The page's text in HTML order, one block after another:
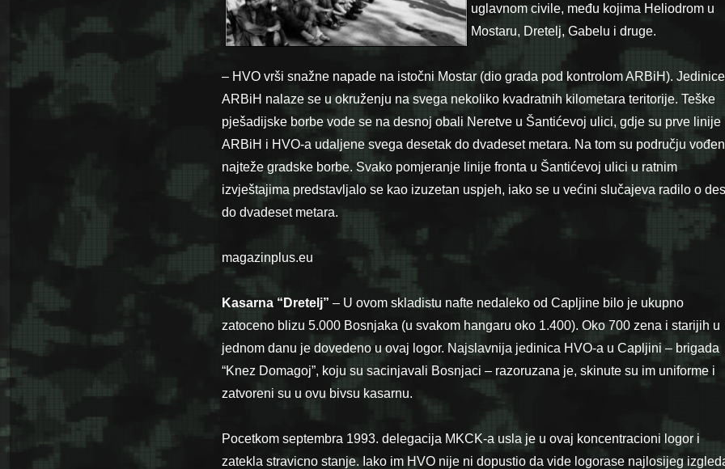
uglavnom civile, među kojima Heliodrom u
Mostaru, Dretelj, Gabelu i druge.
– HVO vrši snažne napade na istočni Mostar (dio grada pod kontrolom ARBiH). Jedinice
ARBiH nalaze se u okruženju na svega nekoliko kvadratnih kilometara teritorije. Teške
pješadijske borbe vode se na desnoj obali Neretve u Šantićevoj ulici, gdje su prve linije
ARBiH i HVO-a udaljene svega desetak do dvadeset metara. Na tom su području
najteže gradske borbe. Svako pomjeranje linije fronta u Šantićevoj ulici u ratnim
izvještajima predstavljalo se kao izuzetan uspjeh, iako se u većini slučajeva radilo o
do dvadeset metara.
magazinplus.eu
Kasarna “Dretelj” – U ovom skladistu nafte nedaleko od Capljine bilo je ukupno
zatoceno blizu 5.000 Bosnjaka (u svakom hangaru oko 1.400). Oko 700 zena i starijih u
jednom danu je dovedeno u ovaj logor. Najslavnija jedinica HVO-a u Capljini – brigada
“Knez Domagoj”, koju su sacinjavali Bosnjaci – razoruzana je, skinute su im uniforme i
zatvoreni su u ovu bivsu kasarnu.
Pocetkom septembra 1993. delegacija MKCK-a usla je u ovaj koncentracioni logor i
zatekla stravicno stanje. Iako im HVO nije ni dopustio da vide logorase najlosijeg